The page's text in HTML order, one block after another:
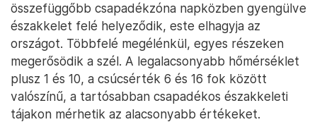
összefüggőbb csapadékzóna napközben gyengülve
északkelet felé helyeződik, este elhagyja az
országot. Többfelé megélénkül, egyes részeken
megerősödik a szél. A legalacsonyabb hőmérséklet
plusz 1 és 10, a csúcsérték 6 és 16 fok között
valószínű, a tartósabban csapadékos északkeleti
tájakon mérhetik az alacsonyabb értékeket.